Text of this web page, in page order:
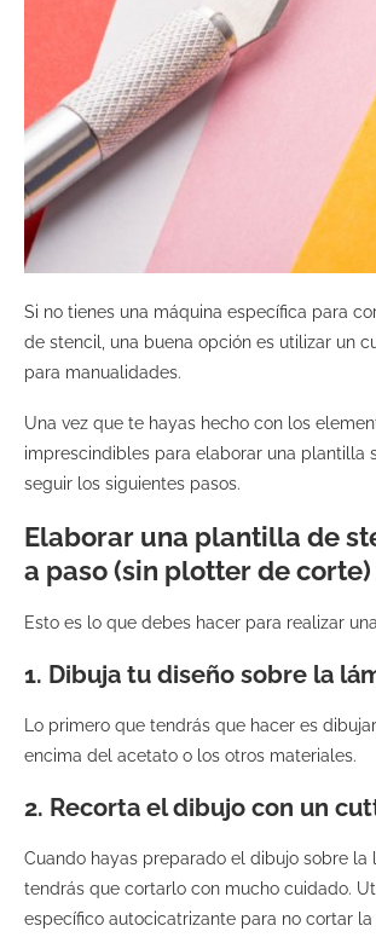
Si no tienes una máquina específica para
de stencil, una buena opción es utilizar un
para manualidades.
Una vez que te hayas hecho con los
imprescindibles para elaborar una plantilla
seguir los siguientes pasos.
Elaborar una plantilla de
a paso (sin plotter de corte)
Esto es lo que debes hacer para realizar
1. Dibuja tu diseño sobre la
Lo primero que tendrás que hacer es
encima del acetato o los otros materiales.
2. Recorta el dibujo con un
Cuando hayas preparado el dibujo sobre la
tendrás que cortarlo con mucho cuidado.
específico autocicatrizante para no cortar la